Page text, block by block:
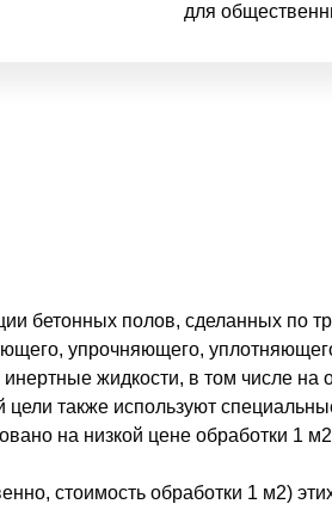
для
бетонных полов, сделанных по
упрочняющего,
жидкости, в том числе на
также используют
на низкой цене обработки 1
стоимость обработки 1 м2)